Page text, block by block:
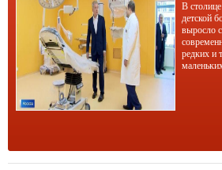
В
детской
выросло
редких и